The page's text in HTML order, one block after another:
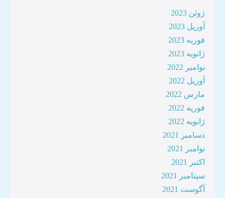
ژوئن 2023
آوریل 2023
فوریه 2023
ژانویه 2023
نوامبر 2022
آوریل 2022
مارس 2022
فوریه 2022
ژانویه 2022
دسامبر 2021
نوامبر 2021
اکتبر 2021
سپتامبر 2021
آگوست 2021